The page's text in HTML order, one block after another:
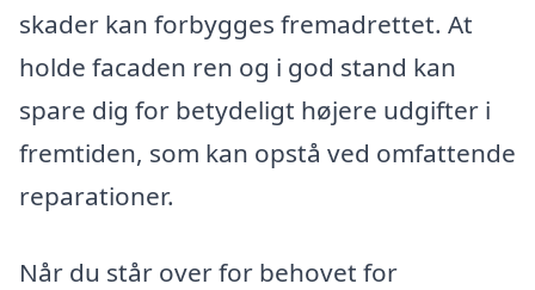
skader kan forbygges fremadrettet. At
holde facaden ren og i god stand kan
spare dig for betydeligt højere udgifter i
fremtiden, som kan opstå ved omfattende
reparationer.
Når du står over for behovet for